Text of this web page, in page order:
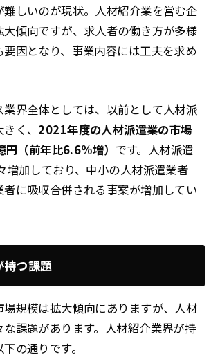
難しいのが現状。人材紹介業を営む企
傾向ですが、求人者の働き方が多様
因となり、事業内容には工夫を求め
業界全体としては、以前として人材派
く、 2021年度の人材派遣業の市場
（前年比6.6%増） です。人材派遣
増加しており、中小の人材派遣業者
に吸収合併される事案が増加してい
持つ課題
規模は拡大傾向にありますが、人材
課題があります。人材紹介業界が持
の通りです。